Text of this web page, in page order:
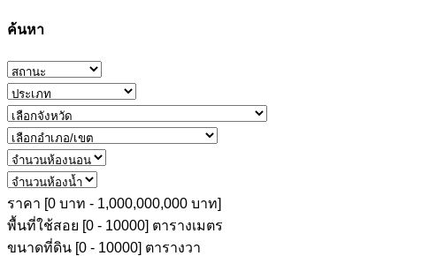
ค้นหา
ราคา [0 บาท - 1,000,000,000 บาท]
พื้นที่ใช้สอย [0 - 10000] ตารางเมตร
ขนาดที่ดิน [0 - 10000] ตารางวา